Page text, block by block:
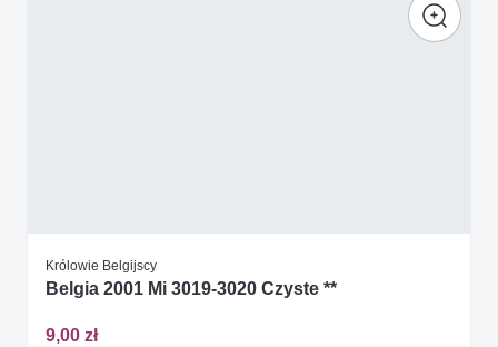
Królowie Belgijscy
Belgia 2001 Mi 3019-3020 Czyste **
9,00 zł